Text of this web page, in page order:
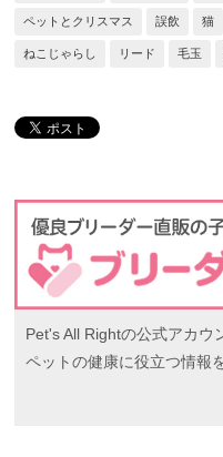
ペットとクリスマス 誤飲 猫
ねこじゃらし リード 毛玉
Pet's All Rightの公式アカウ
ペットの健康に役立つ情報